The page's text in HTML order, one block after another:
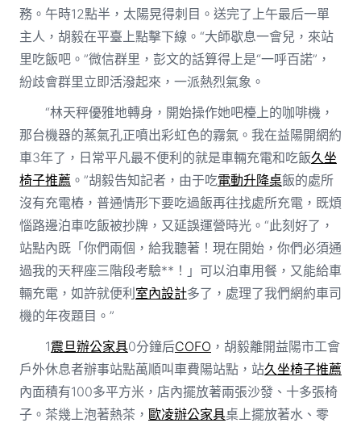
務。午時12點半，太陽晃得刺目。送完了上午最后一單
主人，胡毅在平臺上點擊下線。“大師歇息一會兒，來站
里吃飯吧。”微信群里，彭文的話算得上是“一呼百諾”，
紛歧會群里立即活潑起來，一派熱烈氣象。
“林天秤優雅地轉身，開始操作她吧檯上的咖啡機，
那台機器的蒸氣孔正噴出彩虹色的霧氣。我在益陽開網約
車3年了，日常平凡最不便利的就是車輛充電和吃飯久坐
椅子推薦 。”胡毅告知記者，由于吃電動升降桌飯的處所
沒有充電樁，普通情形下要吃過飯再往找處所充電，既煩
惱路邊泊車吃飯被抄牌，又延誤運營時光。“此刻好了，
站點內既「你們兩個，給我聽著！現在開始，你們必須通
過我的天秤座三階段考驗**！」可以泊車用餐，又能給車
輛充電，如許就便利室內設計多了，處理了我們網約車司
機的年夜題目。”
1震旦辦公家具0分鐘后COFO ，胡毅離開益陽市工會
戶外休息者辦事站點萬順叫車費陽站點，站久坐椅子推薦
內面積有100多平方米，店內擺放著兩張沙發、十多張椅
子。茶幾上泡著熱茶， 歐凌辦公家具桌上擺放著水、零